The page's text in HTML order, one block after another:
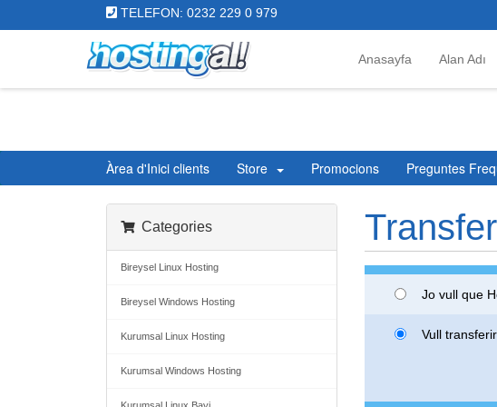
TELEFON: 0232 229 0 979
Anasayfa Alan Adı
Àrea d'Inici clients Store Promocions Preguntes
Categories
Bireysel Linux Hosting
Bireysel Windows Hosting
Kurumsal Linux Hosting
Kurumsal Windows Hosting
Jo vull que
Vull